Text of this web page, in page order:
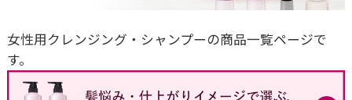
女性用クレンジング・シャンプーの商品一覧ページで
す。